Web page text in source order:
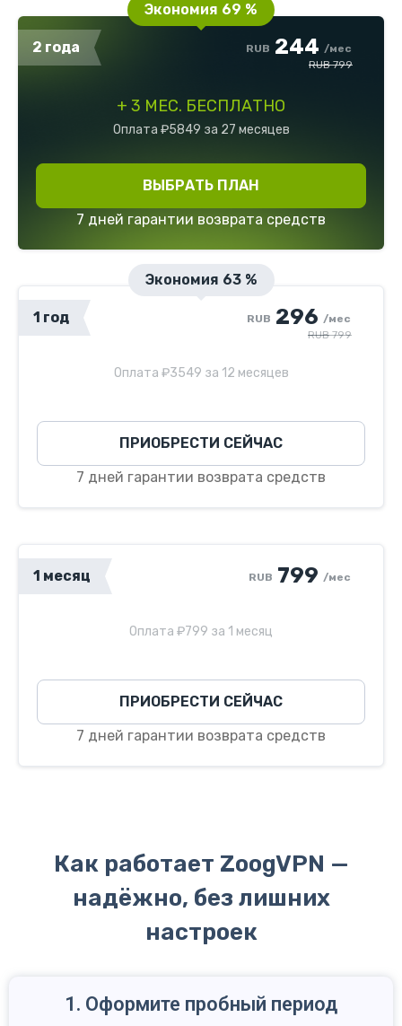
1 месяц RUB 799 /мес
Оплата ₽799 за 1 месяц
ПРИОБРЕСТИ СЕЙЧАС
7 дней гарантии возврата средств
Экономия 69 %
2 года RUB 244 /мес
RUB 799
+ 3 МЕС. БЕСПЛАТНО
Оплата ₽5849 за 27 месяцев
ВЫБРАТЬ ПЛАН
7 дней гарантии возврата средств
Экономия 63 %
1 год RUB 296 /мес
RUB 799
Оплата ₽3549 за 12 месяцев
ПРИОБРЕСТИ СЕЙЧАС
7 дней гарантии возврата средств
Как работает ZoogVPN —
надёжно, без лишних
настроек
1. Оформите пробный период